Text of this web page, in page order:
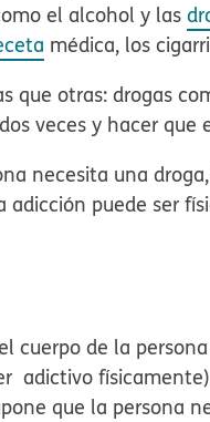
el alcohol y las
médica, los
que otras: drogas
veces y hacer
necesita una
puede ser
cuerpo de la
adictivo
que la persona